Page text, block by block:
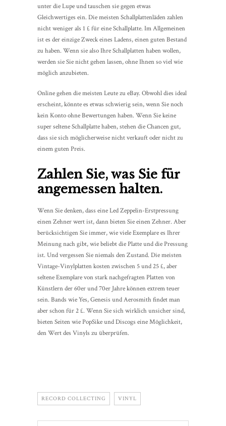
unter die Lupe und tauschen sie gegen etwas
Gleichwertiges ein. Die meisten Schallplattenläden zahlen
nicht weniger als 1 £ für eine Schallplatte. Im Allgemeinen
ist es der einzige Zweck eines Ladens, einen guten Bestand
zu haben. Wenn sie also Ihre Schallplatten haben wollen,
werden sie Sie nicht gehen lassen, ohne Ihnen so viel wie
möglich anzubieten.
Online gehen die meisten Leute zu eBay. Obwohl dies ideal
erscheint, könnte es etwas schwierig sein, wenn Sie noch
kein Konto ohne Bewertungen haben. Wenn Sie keine
super seltene Schallplatte haben, stehen die Chancen gut,
dass sie sich möglicherweise nicht verkauft oder nicht zu
einem guten Preis.
Zahlen Sie, was Sie für
angemessen halten.
Wenn Sie denken, dass eine Led Zeppelin-Erstpressung
einen Zehner wert ist, dann bieten Sie einen Zehner. Aber
berücksichtigen Sie immer, wie viele Exemplare es Ihrer
Meinung nach gibt, wie beliebt die Platte und die Pressung
ist. Und vergessen Sie niemals den Zustand. Die meisten
Vintage-Vinylplatten kosten zwischen 5 und 25 £, aber
seltene Exemplare von stark nachgefragten Platten von
Künstlern der 60er und 70er Jahre können extrem teuer
sein. Bands wie Yes, Genesis und Aerosmith findet man
aber schon für 2 £. Wenn Sie sich wirklich unsicher sind,
bieten Seiten wie PopSike und Discogs eine Möglichkeit,
den Wert des Vinyls zu überprüfen.
RECORD COLLECTING VINYL